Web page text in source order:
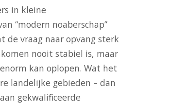
in kleine
“modern noaberschap”
de vraag naar opvang sterk
nooit stabiel is, maar
kan oplopen. Wat het
landelijke gebieden – dan
gekwalificeerde